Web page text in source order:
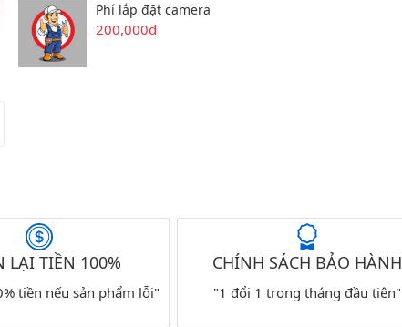
Phí lắp đặt camera
200,000đ
LẠI TIỀN 100%
tiền nếu sản phẩm lỗi"
CHÍNH SÁCH BẢO HÀNH
"1 đổi 1 trong tháng đầu tiên"